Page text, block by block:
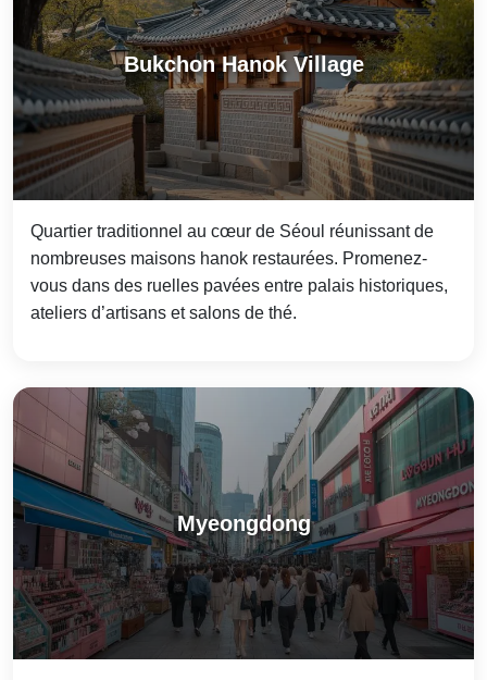
Bukchon Hanok Village
Quartier traditionnel au cœur de Séoul réunissant de
nombreuses maisons hanok restaurées. Promenez-
vous dans des ruelles pavées entre palais historiques,
ateliers d’artisans et salons de thé.
Myeongdong